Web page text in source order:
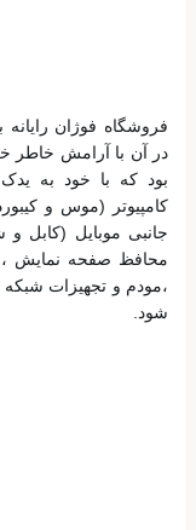
فروشگاه فوژان رایانه
در آن با آرامش خاطر
بود که با خود به
کامپیوتر (موس و
جانبی موبایل (کابل
محافظ صفحه نمایش ،
،مودم و تجهیزات شبکه
شود.